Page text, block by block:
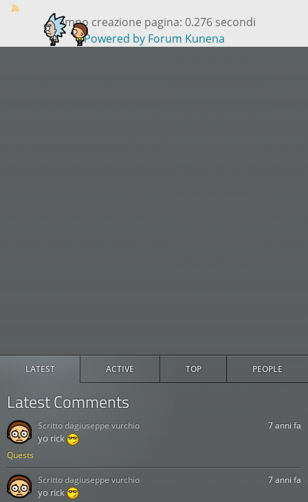
LATEST ACTIVE TOP PEOPLE
Latest Comments
Quests
7 anni fa
yo rick
Scritto dagiuseppe vurchio
7 anni fa
yo rick
Scritto dagiuseppe vurchio
Tempo creazione pagina: 0.276 secondi
Powered by Forum Kunena